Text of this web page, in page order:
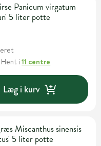
Panicum virgatum
5 liter potte
Hent i11 centre
Læg i kurv
Miscanthus sinensis
5 liter potte